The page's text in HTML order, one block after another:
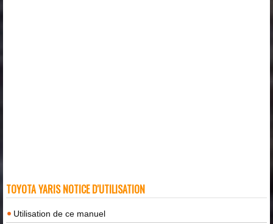
TOYOTA YARIS NOTICE D'UTILISATION
Utilisation de ce manuel